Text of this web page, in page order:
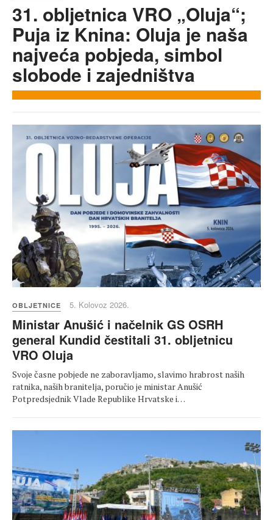
31. obljetnica VRO „Oluja“;
Puja iz Knina: Oluja je naša
najveća pobjeda, simbol
slobode i zajedništva
OBLJETNICE 5. Kolovoz 2026.
Ministar Anušić i načelnik GS OSRH
general Kundid čestitali 31. obljetnicu
VRO Oluja
Svoje časne pobjede ne zaboravljamo, slavimo hrabrost naših
ratnika, naših branitelja, poručio je ministar Anušić
Potpredsjednik Vlade Republike Hrvatske i…